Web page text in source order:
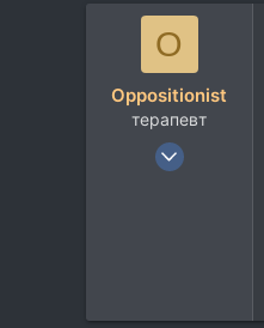
1.638
O
Oppositionist
терапевт
13 Янв 2008